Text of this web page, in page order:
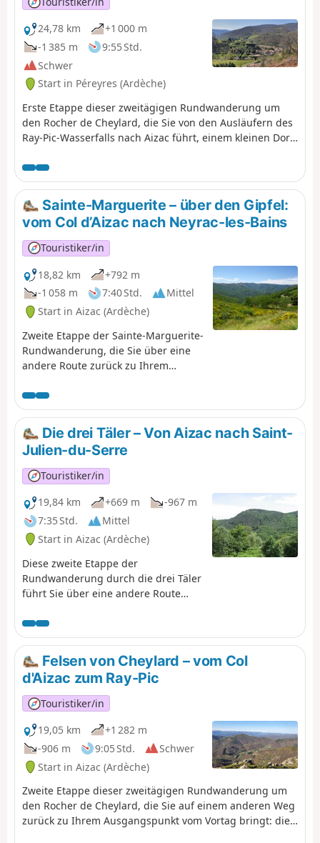
24,78 km
+1 000 m
-1 385 m
9:55 Std.
Schwer
Start in Péreyres (Ardèche)
Erste Etappe dieser zweitägigen Rundwanderung um
den Rocher de Cheylard, die Sie von den Ausläufern des
Ray-Pic-Wasserfalls nach Aizac führt, einem kleinen Dorf
zwischen Volane und Besorgues liegt. Buchenwälder,
Ginsterheiden, Kastanienbäume, Römerstraßen,
kristallklare Wildbäche, Pässe mit atemberaubenden
Ausblicken ... Sie wandern von der Hochebene der
Ardèche in die Tiefebene der Ardèche.
Sainte-Marguerite – über den Gipfel:
vom Col d’Aizac nach Neyrac-les-Bains
Touristiker/in
18,82 km
+792 m
-1 058 m
7:40 Std.
Mittel
Start in Aizac (Ardèche)
Zweite Etappe der Sainte-Marguerite-
Rundwanderung, die Sie über eine
andere Route zurück zu Ihrem
Neyrac-les-Bains. Der erste Abschnitt
verläuft in luftiger Höhe und führt
über den Gipfel dieses höchsten
Punktes der beiden Tage, von dem
aus Sie einen atemberaubenden
Blick auf die Basse Ardèche, den
Tanargue, das Plateau Ardéchois und
die umliegenden Täler genießen
können. Der zweite Abschnitt ist eher
geprägt von architektonischem
und/oder historischem Erbe mit dem
Dorf Niègles, den Schlössern von
Vantadour und Hautségur sowie der
Via Domitia.
Die drei Täler – Von Aizac nach Saint-
Julien-du-Serre
Touristiker/in
19,84 km
+669 m
-967 m
7:35 Std.
Mittel
Start in Aizac (Ardèche)
Diese zweite Etappe der
Rundwanderung durch die drei Täler
führt Sie über eine andere Route
Ausgangspunkt des Vortags. Auf
dem ersten Abschnitt wandern Sie
auf dem Kamm und tauchen dann
wieder hinab in die Kühle der drei
Täler. Sie durchqueren den
wunderschönen Weiler Thieurre, der
auf einem Felsvorsprung thront und
einen atemberaubenden Blick auf
die untere Ardèche, das Volane-Tal
und das Besorgues-Tal bietet.
Felsen von Cheylard – vom Col
d'Aizac zum Ray-Pic
Touristiker/in
19,05 km
+1 282 m
-906 m
9:05 Std.
Schwer
Start in Aizac (Ardèche)
Zweite Etappe dieser zweitägigen Rundwanderung um
den Rocher de Cheylard, die Sie auf einem anderen Weg
zurück zu Ihrem Ausgangspunkt vom Vortag bringt: die